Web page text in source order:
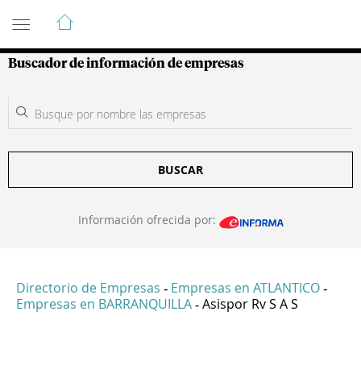
Guía de Empresas Colombianas
Buscador de información de empresas
BUSCAR
Información ofrecida por:
Directorio de Empresas - Empresas en ATLANTICO -
Empresas en BARRANQUILLA - Asispor Rv S A S